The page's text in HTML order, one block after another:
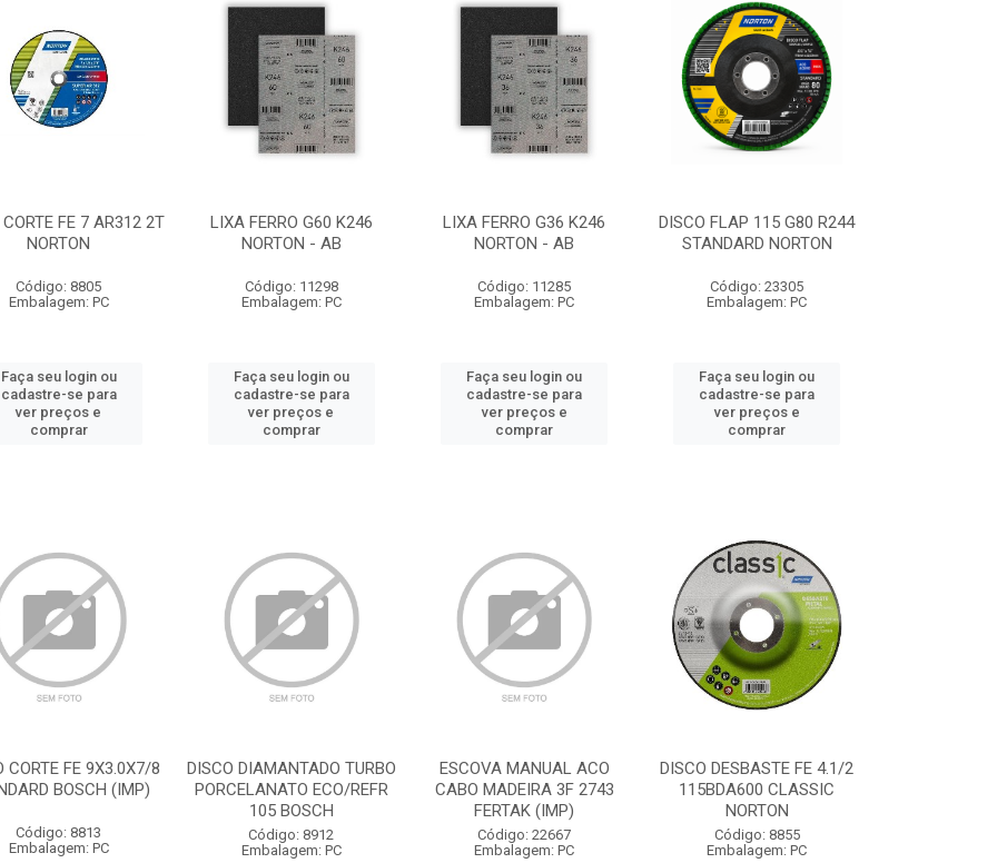
FE 7 AR312 2T
NORTON
Código: 8805
Embalagem: PC
Faça seu login ou
cadastre-se para
ver preços e
comprar
LIXA FERRO G60 K246
NORTON - AB
Código: 11298
Embalagem: PC
Faça seu login ou
cadastre-se para
ver preços e
comprar
LIXA FERRO G36 K246
NORTON - AB
Código: 11285
Embalagem: PC
Faça seu login ou
cadastre-se para
ver preços e
comprar
DISCO FLAP 115 G80 R244
STANDARD NORTON
Código: 23305
Embalagem: PC
Faça seu login ou
cadastre-se para
ver preços e
comprar
CORTE FE 9X3.0X7/8
BOSCH (IMP)
Código: 8813
Embalagem: PC
DISCO DIAMANTADO TURBO
PORCELANATO ECO/REFR
105 BOSCH
Código: 8912
Embalagem: PC
ESCOVA MANUAL ACO
CABO MADEIRA 3F 2743
FERTAK (IMP)
Código: 22667
Embalagem: PC
DISCO DESBASTE FE 4.1/2
115BDA600 CLASSIC
NORTON
Código: 8855
Embalagem: PC